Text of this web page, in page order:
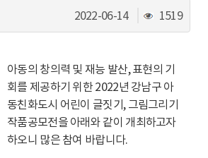
2022-06-14
조
회
1519
아동의 창의력 및 재능 발산, 표현의 기
회를 제공하기 위한 2022년 강남구 아
동친화도시 어린이 글짓기, 그림그리기
작품공모전을 아래와 같이 개최하고자
하오니 많은 참여 바랍니다.